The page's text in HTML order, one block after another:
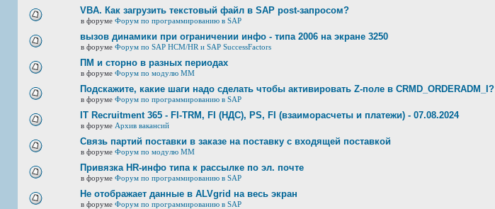
VBA. Как загрузить текстовый файл в SAP post-запросом?
в форуме Форум по программированию в SAP
вызов динамики при ограничении инфо - типа 2006 на экране 3250
в форуме Форум по SAP HCM/HR и SAP SuccessFactors
ПМ и сторно в разных периодах
в форуме Форум по модулю ММ
Подскажите, какие шаги надо сделать чтобы активировать Z-поле в CRMD_ORDERADM_I?
в форуме Форум по программированию в SAP
IT Recruitment 365 - FI-TRM, FI (НДС), PS, FI (взаиморасчеты и платежи) - 07.08.2024
в форуме Архив вакансий
Связь партий поставки в заказе на поставку с входящей поставкой
в форуме Форум по модулю ММ
Привязка HR-инфо типа к рассылке по эл. почте
в форуме Форум по программированию в SAP
Не отображает данные в ALVgrid на весь экран
в форуме Форум по программированию в SAP